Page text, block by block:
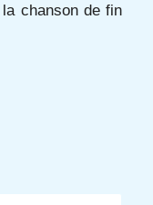
chanson de fin